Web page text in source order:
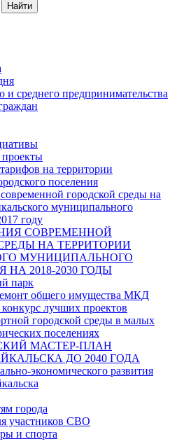
Найти
и среднего предпринимательства
на территории
поселения
городской среды на
муниципального
году
СОВРЕМЕННОЙ
НА ТЕРРИТОРИИ
МУНИЦИПАЛЬНОГО
НА 2018-2030 ГОДЫ
парк
общего имущества МКД
лучших проектов
городской среды в малых
поселениях
МАСТЕР-ПЛАН
ДО 2040 ГОДА
экономического развития
города
участников СВО
и спорта